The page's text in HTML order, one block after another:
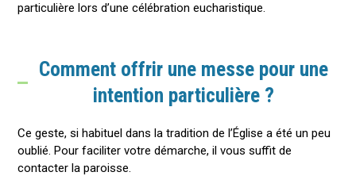
particulière lors d’une célébration eucharistique.
Comment offrir une messe pour une
intention particulière ?
Ce geste, si habituel dans la tradition de l’Église a été un peu
oublié. Pour faciliter votre démarche, il vous suffit de
contacter la paroisse.